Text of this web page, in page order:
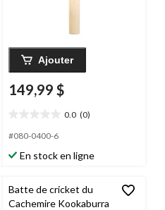
Ajouter
149,99 $
0.0 (0)
étoile(s)
5.
#080-0400-6
En stock en ligne
Batte de cricket du
Cachemire Kookaburra